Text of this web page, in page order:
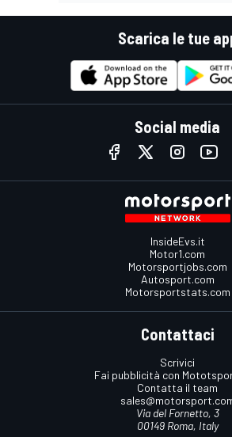
Scarica le tue
Social media
InsideEvs.it
Motor1.com
Motorsportjobs.com
Autosport.com
Motorsportstats.com
Contattaci
Scrivici
Fai pubblicità con
Contatta il team
Via del Fornetto, 3
00149 Roma, Italy